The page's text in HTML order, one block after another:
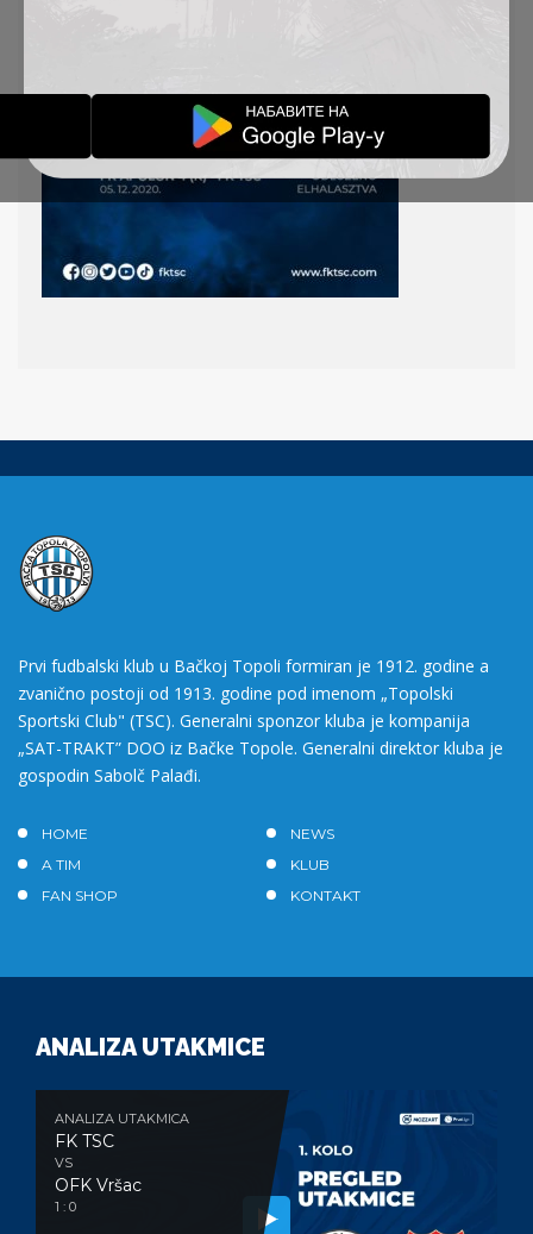
Prvi fudbalski klub u Bačkoj Topoli formiran je 1912. godine a
zvanično postoji od 1913. godine pod imenom „Topolski
Sportski Club" (TSC). Generalni sponzor kluba je kompanija
„SAT-TRAKT” DOO iz Bačke Topole. Generalni direktor kluba je
gospodin Sabolč Palađi.
HOME
NEWS
A TIM
KLUB
FAN SHOP
KONTAKT
ANALIZA UTAKMICE
ANALIZA UTAKMICA
FK TSC
VS
OFK Vršac
1 : 0